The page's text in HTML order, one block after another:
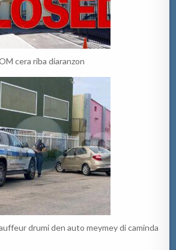
cera riba diaranzon
drumi den auto meymey di caminda